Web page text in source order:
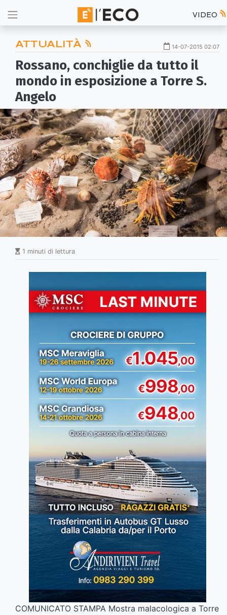
VIDEO
ATTUALITÀ 14-07-2015 02:07
Rossano, conchiglie da tutto il
mondo in esposizione a Torre S.
Angelo
1 minuti di lettura
COMUNICATO STAMPA Mostra malacologica a Torre